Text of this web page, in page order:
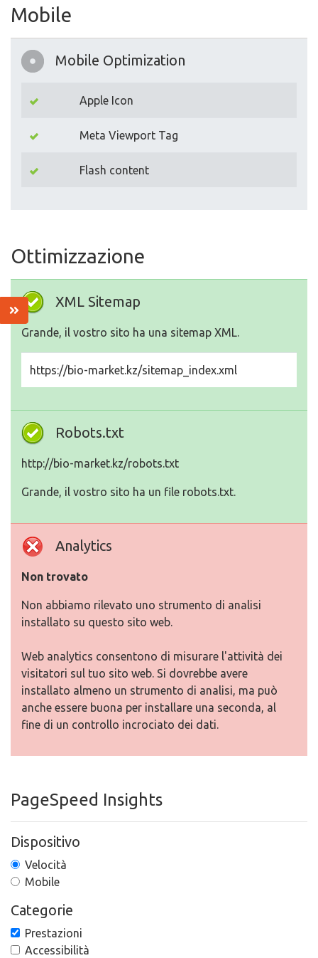
Mobile
Mobile Optimization
Apple Icon
Meta Viewport Tag
Flash content
Ottimizzazione
XML Sitemap
Grande, il vostro sito ha una sitemap XML.
https://bio-market.kz/sitemap_index.xml
Robots.txt
http://bio-market.kz/robots.txt
Grande, il vostro sito ha un file robots.txt.
Analytics
Non trovato
Non abbiamo rilevato uno strumento di analisi
installato su questo sito web.
Web analytics consentono di misurare l'attività dei
visitatori sul tuo sito web. Si dovrebbe avere
installato almeno un strumento di analisi, ma può
anche essere buona per installare una seconda, al
fine di un controllo incrociato dei dati.
PageSpeed Insights
Dispositivo
Velocità
Mobile
Categorie
Prestazioni
Accessibilità